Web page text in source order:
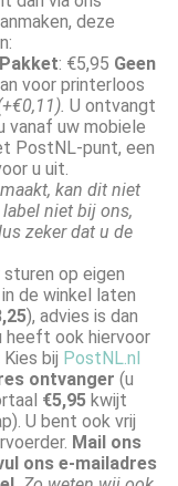
deze
: €5,95 Geen
voor printerloos
U ontvangt
vanaf uw mobiele
PostNL-punt, een
u uit.
kan dit niet
niet bij ons,
zeker dat u de
op eigen
de winkel laten
), advies is dan
heeft ook hiervoor
Kies bij PostNL.nl
ontvanger (u
€5,95 kwijt
U bent ook vrij
Mail ons
ons e-mailadres